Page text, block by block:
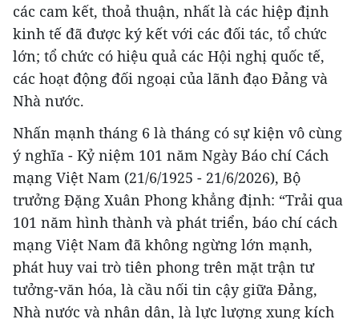
các cam kết, thoả thuận, nhất là các hiệp định
kinh tế đã được ký kết với các đối tác, tổ chức
lớn; tổ chức có hiệu quả các Hội nghị quốc tế,
các hoạt động đối ngoại của lãnh đạo Đảng và
Nhà nước.
Nhấn mạnh tháng 6 là tháng có sự kiện vô cùng
ý nghĩa - Kỷ niệm 101 năm Ngày Báo chí Cách
mạng Việt Nam (21/6/1925 - 21/6/2026), Bộ
trưởng Đặng Xuân Phong khẳng định: “Trải qua
101 năm hình thành và phát triển, báo chí cách
mạng Việt Nam đã không ngừng lớn mạnh,
phát huy vai trò tiên phong trên mặt trận tư
tưởng-văn hóa, là cầu nối tin cậy giữa Đảng,
Nhà nước và nhân dân, là lực lượng xung kích